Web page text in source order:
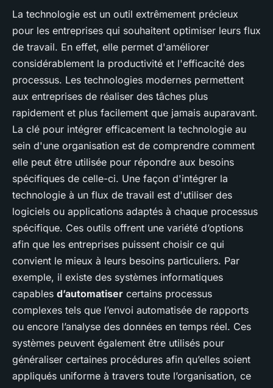
La technologie est un outil extrêmement précieux
pour les entreprises qui souhaitent optimiser leurs flux
de travail. En effet, elle permet d'améliorer
considérablement la productivité et l'efficacité des
processus. Les technologies modernes permettent
aux entreprises de réaliser des tâches plus
rapidement et plus facilement que jamais auparavant.
La clé pour intégrer efficacement la technologie au
sein d'une organisation est de comprendre comment
elle peut être utilisée pour répondre aux besoins
spécifiques de celle-ci. Une façon d'intégrer la
technologie à un flux de travail est d'utiliser des
logiciels ou applications adaptés à chaque processus
spécifique. Ces outils offrent une variété d’options
afin que les entreprises puissent choisir ce qui
convient le mieux à leurs besoins particuliers. Par
exemple, il existe des systèmes informatiques
capables d’automatiser certains processus
complexes tels que l’envoi automatisée de rapports
ou encore l’analyse des données en temps réel. Ces
systèmes peuvent également être utilisés pour
généraliser certaines procédures afin qu’elles soient
appliqués uniforme à travers toute l’organisation, ce